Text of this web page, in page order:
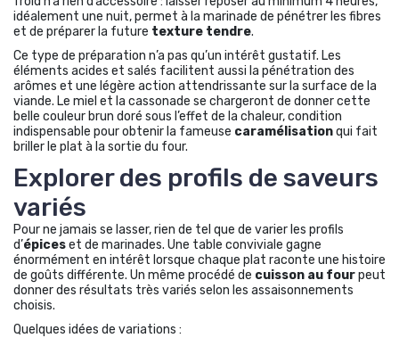
idéalement une nuit, permet à la marinade de pénétrer les fibres
et de préparer la future texture tendre.
Ce type de préparation n’a pas qu’un intérêt gustatif. Les
éléments acides et salés facilitent aussi la pénétration des
arômes et une légère action attendrissante sur la surface de la
viande. Le miel et la cassonade se chargeront de donner cette
belle couleur brun doré sous l’effet de la chaleur, condition
indispensable pour obtenir la fameuse caramélisationqui fait
briller le plat à la sortie du four.
Explorer des profils de saveurs
variés
Pour ne jamais se lasser, rien de tel que de varier les profils
d’épiceset de marinades. Une table conviviale gagne
énormément en intérêt lorsque chaque plat raconte une histoire
de goûts différente. Un même procédé de cuisson au fourpeut
donner des résultats très variés selon les assaisonnements
choisis.
Quelques idées de variations :